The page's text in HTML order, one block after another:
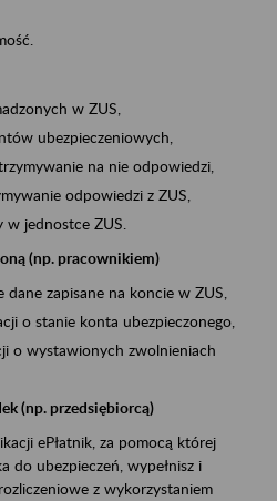
w ZUS,
ubezpieczeniowych,
na nie odpowiedzi,
odpowiedzi z ZUS,
w jednostce ZUS.
(np. pracownikiem)
dane zapisane na koncie w ZUS,
o stanie konta ubezpieczonego,
o wystawionych zwolnieniach
(np. przedsiębiorcą)
ePłatnik, za pomocą której
do ubezpieczeń, wypełnisz i
z wykorzystaniem